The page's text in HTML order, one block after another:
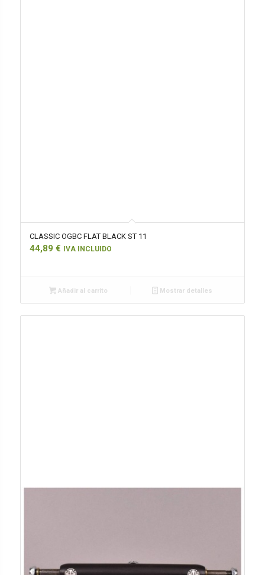
CLASSIC OGBC FLAT BLACK ST 11
44,89 € IVA INCLUIDO
Añadir al carrito Mostrar detalles